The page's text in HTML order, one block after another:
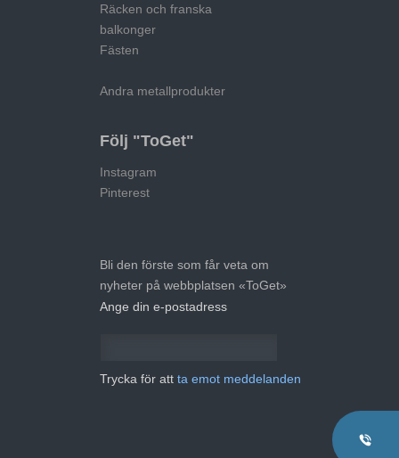
Räcken och franska
balkonger
Fästen
Andra metallprodukter
Följ "ToGet"
Instagram
Pinterest
Bli den förste som får veta om
nyheter på webbplatsen «ToGet»
Ange din e-postadress
Trycka för att ta emot meddelanden